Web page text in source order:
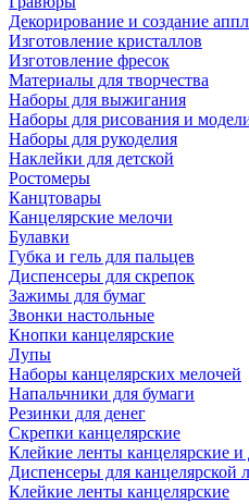
Декорирование и создание
Изготовление кристаллов
Изготовление фресок
Материалы для творчества
Наборы для выжигания
Наборы для рисования и
Наборы для рукоделия
Наклейки для детской
Ростомеры
Канцтовары
Канцелярские мелочи
Булавки
Губка и гель для пальцев
Диспенсеры для скрепок
Зажимы для бумаг
Звонки настольные
Кнопки канцелярские
Лупы
Наборы канцелярских мелочей
Напальчники для бумаги
Резинки для денег
Скрепки канцелярские
Клейкие ленты канцелярские и
Диспенсеры для канцелярской
Клейкие ленты канцелярские